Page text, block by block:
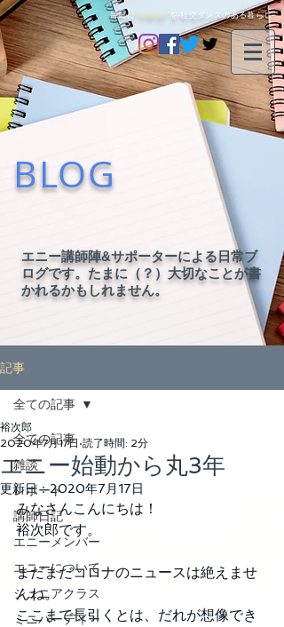
毎日に"happy" を-社交ダンスのある暮らし-
BLOG
エニー講師陣&サポーターによる日常ブ
ログです。たまに（？）大切なことが書
かれるかもしれません。
記事
全ての記事
雑談
レポート
講師日記
エニーメンバー
エニーについて
ジュニアクラス
ミニパーティー
全ての記事
エニー始動から丸3年
裕次郎
2020年7月17日 読了時間: 2分
更新日：2020年7月17日
みなさんこんにちは！
裕次郎です。
まだまだコロナのニュースは絶えませ
んね。
ここまで長引くとは、だれが想像でき